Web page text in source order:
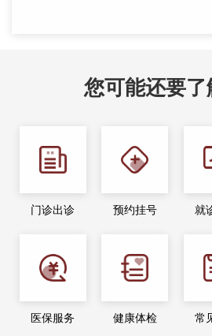
您可能还要了
门诊出诊 预约挂号 就
医保服务 健康体检 常